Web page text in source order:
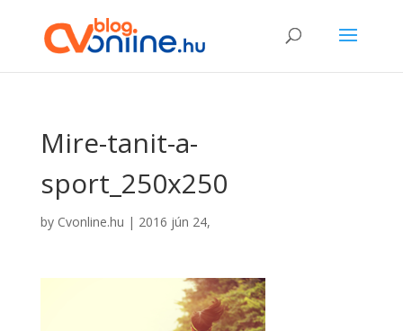
Mire-tanit-a-
sport_250x250
by Cvonline.hu | 2016 jún 24,